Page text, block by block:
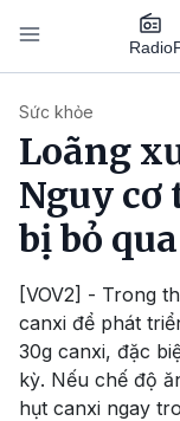
Nhảy đến nội dung
Radio
Sức khỏe
Loãng
Nguy
bị bỏ qua
[VOV2] - Trong
canxi để phát
30g canxi, đặc
kỳ. Nếu chế độ
hụt canxi ngay